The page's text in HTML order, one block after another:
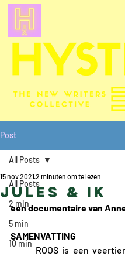
Post
All Posts
2 min
5 min
10 min
All Posts
Jules & ik
15 nov 20212 minuten om te lezen
een documentaire van
SAMENVATTING
	ROOS is een veertienjarig meisje